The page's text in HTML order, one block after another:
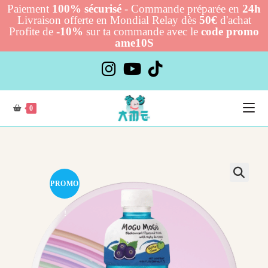
Paiement 100% sécurisé - Commande préparée en 24h
Livraison offerte en Mondial Relay dès 50€d'achat
Profite de -10% sur ta commande avec le code promo
ame10S
content
0
PROMO
!